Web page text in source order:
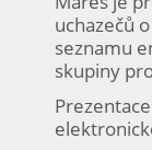
uchazečů
seznamu
skupiny